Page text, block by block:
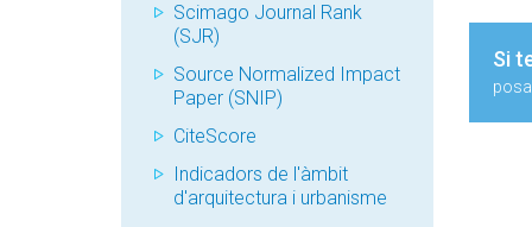
Scimago Journal Rank
(SJR)
Source Normalized Impact
Paper (SNIP)
CiteScore
Indicadors de l'àmbit
d'arquitectura i urbanisme
Si